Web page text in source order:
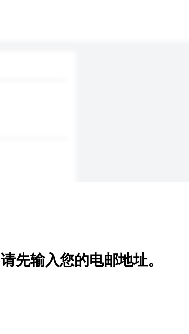
请先输入您的电邮地址。